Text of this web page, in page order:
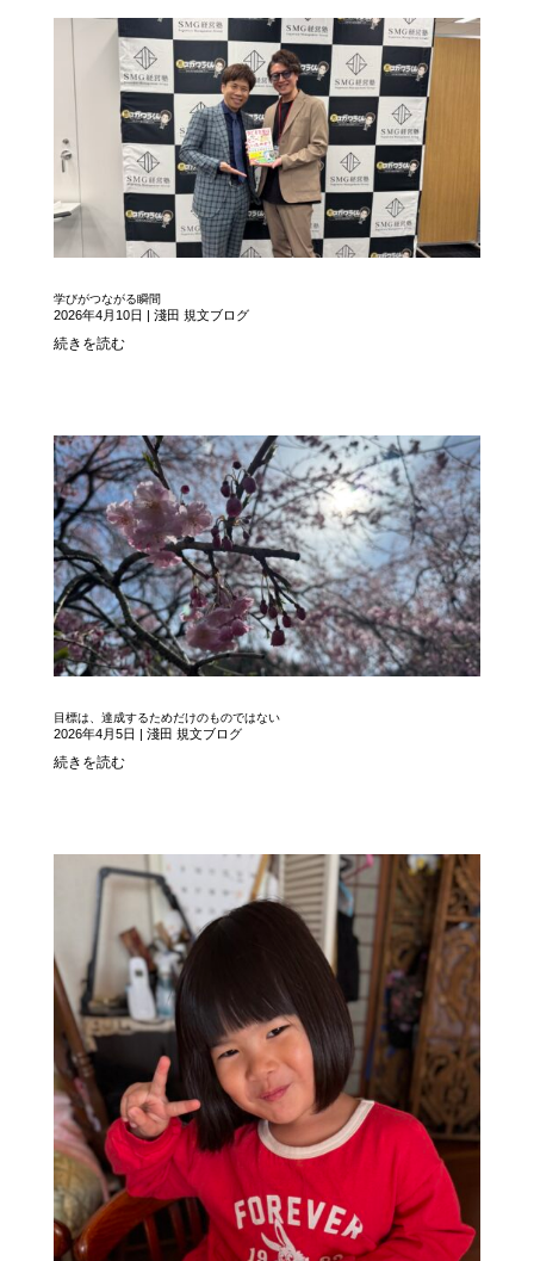
学びがつながる瞬間
2026年4月10日 | 淺田 規文ブログ
続きを読む
目標は、達成するためだけのものではない
2026年4月5日 | 淺田 規文ブログ
続きを読む